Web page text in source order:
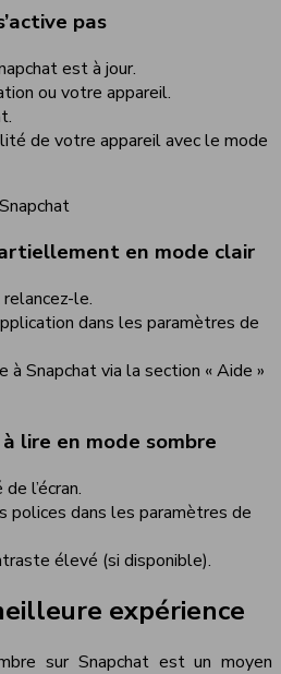
pas
est à jour.
ou votre appareil.
de votre appareil avec le mode
en mode clair
le.
dans les paramètres de
à Snapchat via la section « Aide »
lire en mode sombre
l’écran.
polices dans les paramètres de
élevé (si disponible).
expérience
sur Snapchat est un moyen